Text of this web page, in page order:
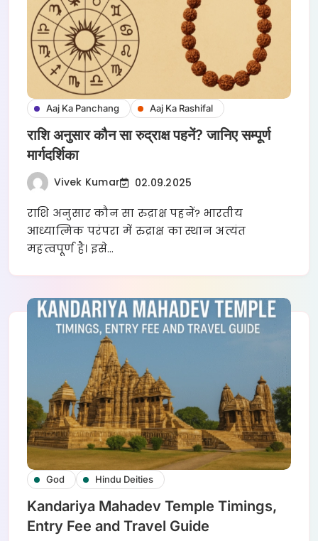
Aaj Ka Panchang Aaj Ka Rashifal
राशि अनुसार कौन सा रुद्राक्ष पहनें? जानिए सम्पूर्ण
मार्गदर्शिका
Vivek Kumar 02.09.2025
राशि अनुसार कौन सा रुद्राक्ष पहनें? भारतीय
आध्यात्मिक परंपरा में रुद्राक्ष का स्थान अत्यंत
महत्वपूर्ण है। इसे…
God Hindu Deities
Kandariya Mahadev Temple Timings,
Entry Fee and Travel Guide